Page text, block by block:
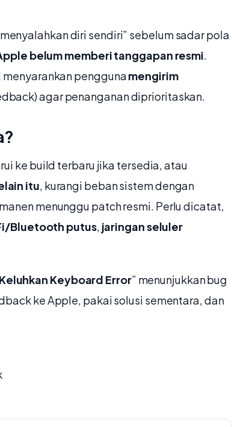
diri sendiri” sebelum sadar pola
belum memberi tanggapan resmi.
penggunamengirim
agar penanganan diprioritaskan.
ke build terbaru jika tersedia, atau
itu, kurangi beban sistem dengan
menunggu patch resmi. Perlu dicatat,
Bluetooth putus, jaringan seluler
Keyboard Error” menunjukkan bug
ke Apple, pakai solusi sementara, dan